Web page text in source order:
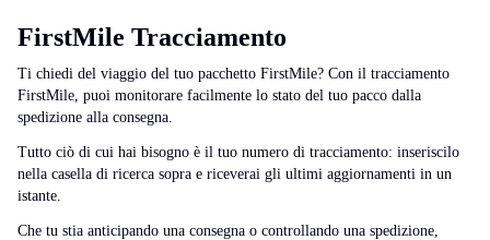
FirstMile Tracciamento
Ti chiedi del viaggio del tuo pacchetto FirstMile? Con il tracciamento
FirstMile, puoi monitorare facilmente lo stato del tuo pacco dalla
spedizione alla consegna.
Tutto ciò di cui hai bisogno è il tuo numero di tracciamento: inseriscilo
nella casella di ricerca sopra e riceverai gli ultimi aggiornamenti in un
istante.
Che tu stia anticipando una consegna o controllando una spedizione,